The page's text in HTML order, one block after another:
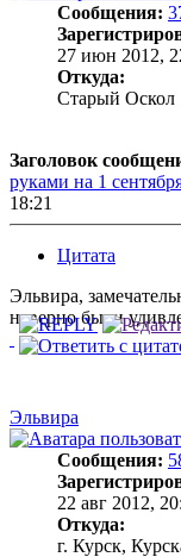
Сообщения:
27 июн 2012,
Откуда:
Старый Оскол
Заголовок
руками на 1
18:21
Цитата
Эльвира,
наверно были
Эльвира
Сообщения:
22 авг 2012,
Откуда:
г. Курск,